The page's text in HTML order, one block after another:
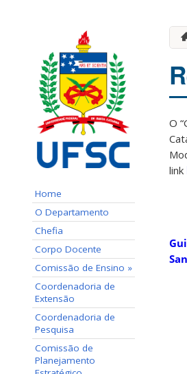
Home
O Departamento
Chefia
Corpo Docente
Comissão de Ensino »
Coordenadoria de
Extensão
Coordenadoria de
Pesquisa
Comissão de
Planejamento
O
link